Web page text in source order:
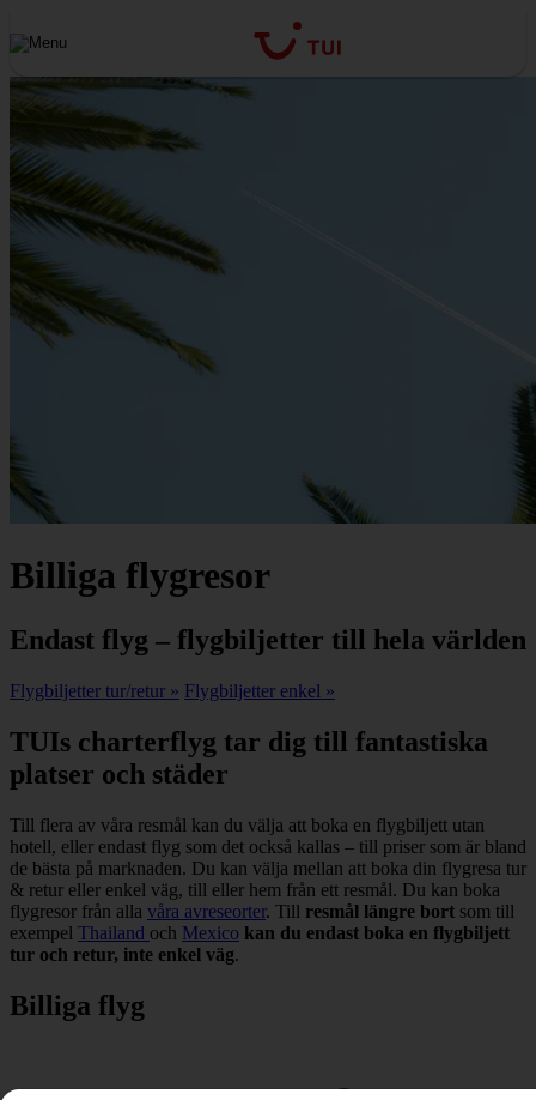
Billiga flygresor
Endast flyg – flygbiljetter till hela världen
Flygbiljetter tur/retur » Flygbiljetter enkel »
TUIs charterflyg tar dig till fantastiska
platser och städer
Till flera av våra resmål kan du välja att boka en flygbiljett utan
hotell, eller endast flyg som det också kallas – till priser som är bland
de bästa på marknaden. Du kan välja mellan att boka din flygresa tur
& retur eller enkel väg, till eller hem från ett resmål. Du kan boka
flygresor från alla våra avreseorter. Till resmål längre bort som till
exempel Thailand och Mexico kan du endast boka en flygbiljett
tur och retur, inte enkel väg.
Billiga flyg